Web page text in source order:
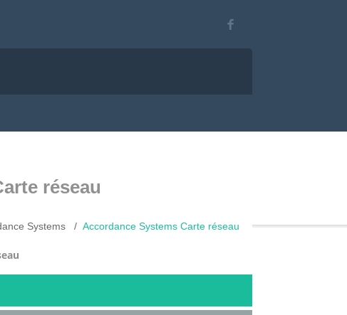
réseau
Systems Accordance Systems Carte réseau